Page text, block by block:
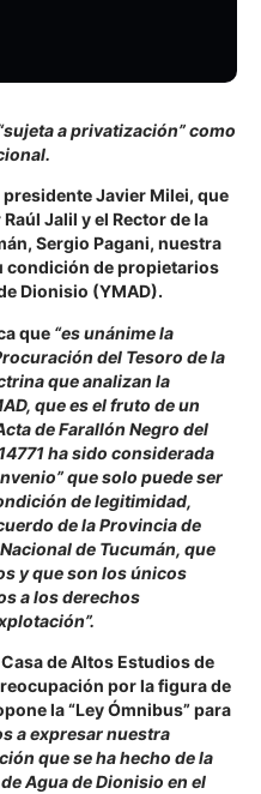
a privatización” como
Javier Milei, que
Jalil y el Rector de la
Sergio Pagani, nuestra
condición de propietarios
Dionisio (YMAD).
que “es unánime la
del Tesoro de la
que analizan la
que es el fruto de un
de Farallón Negro del
ha sido considerada
que solo puede ser
de legitimidad,
de la Provincia de
de Tucumán, que
y que son los únicos
a los derechos
de Altos Estudios de
por la figura de
la “Ley Ómnibus” para
a expresar nuestra
que se ha hecho de la
Agua de Dionisio en el